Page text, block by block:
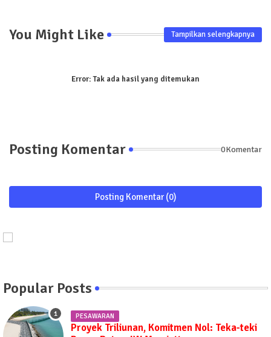
You Might Like Tampilkan selengkapnya
Error:Tak ada hasil yang ditemukan
Posting Komentar 0Komentar
Posting Komentar (0)
Popular Posts
PESAWARAN
Proyek Triliunan, Komitmen Nol: Teka-teki